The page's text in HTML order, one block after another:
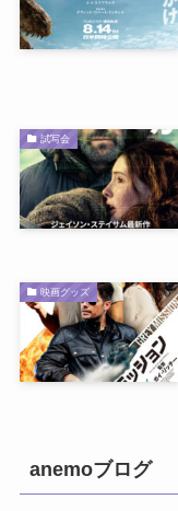
試写会
映画グッズ
anemoブログ